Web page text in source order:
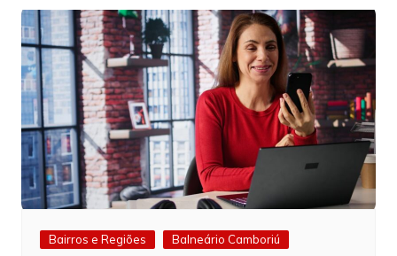
Bairros e Regiões
Balneário Camboriú